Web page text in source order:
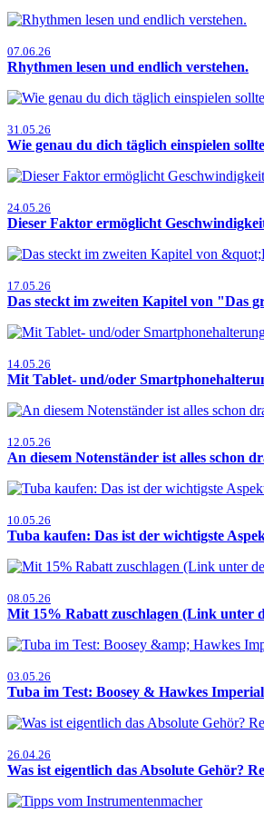
07.06.26
Rhythmen lesen und endlich verstehen.
31.05.26
Wie genau du dich täglich einspielen
24.05.26
Dieser Faktor ermöglicht
17.05.26
Das steckt im zweiten Kapitel von "Das
14.05.26
Mit Tablet- und/oder
12.05.26
An diesem Notenständer ist alles schon
10.05.26
Tuba kaufen: Das ist der wichtigste
08.05.26
Mit 15% Rabatt zuschlagen (Link unter
03.05.26
Tuba im Test: Boosey & Hawkes
26.04.26
Was ist eigentlich das Absolute Gehör?